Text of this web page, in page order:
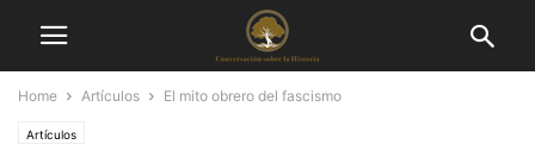
Home Artículos El mito obrero del fascismo
Artículos